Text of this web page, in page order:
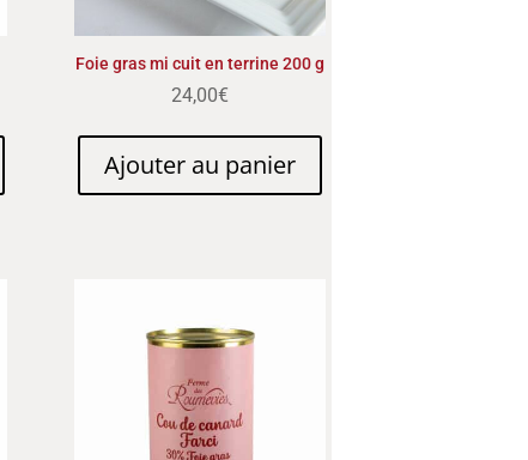
Foie gras mi cuit en terrine 200 g
24,00€
Ajouter au panier